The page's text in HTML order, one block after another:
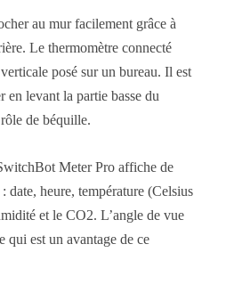
au mur facilement grâce à
Le thermomètre connecté
posé sur un bureau. Il est
en levant la partie basse du
de béquille.
Meter Pro affiche de
date, heure, température (Celsius
et le CO2. L’angle de vue
qui est un avantage de ce